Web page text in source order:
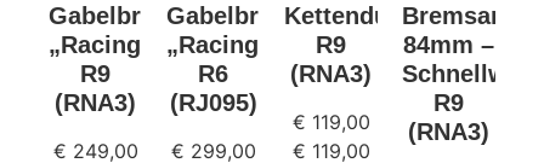
Gabelbrücke
„Racing“
R9
(RNA3)
€ 249,00
Gabelbrücke
„Racing“
R6
(RJ095)
€ 299,00
R9
(RNA3)
€ 119,00
€ 119,00
Bremsanker
84mm –
R9
(RNA3)